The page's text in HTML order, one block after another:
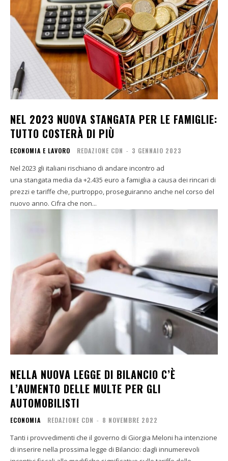
NEL 2023 NUOVA STANGATA PER LE FAMIGLIE:
TUTTO COSTERÀ DI PIÙ
ECONOMIA E LAVORO REDAZIONE CDN - 3 GENNAIO 2023
Nel 2023 gli italiani rischiano di andare incontro ad
una stangata media da +2.435 euro a famiglia a causa dei rincari di
prezzi e tariffe che, purtroppo, proseguiranno anche nel corso del
nuovo anno. Cifra che non...
NELLA NUOVA LEGGE DI BILANCIO C’È
L’AUMENTO DELLE MULTE PER GLI
AUTOMOBILISTI
ECONOMIA REDAZIONE CDN - 8 NOVEMBRE 2022
Tanti i provvedimenti che il governo di Giorgia Meloni ha intenzione
di inserire nella prossima legge di Bilancio: dagli innumerevoli